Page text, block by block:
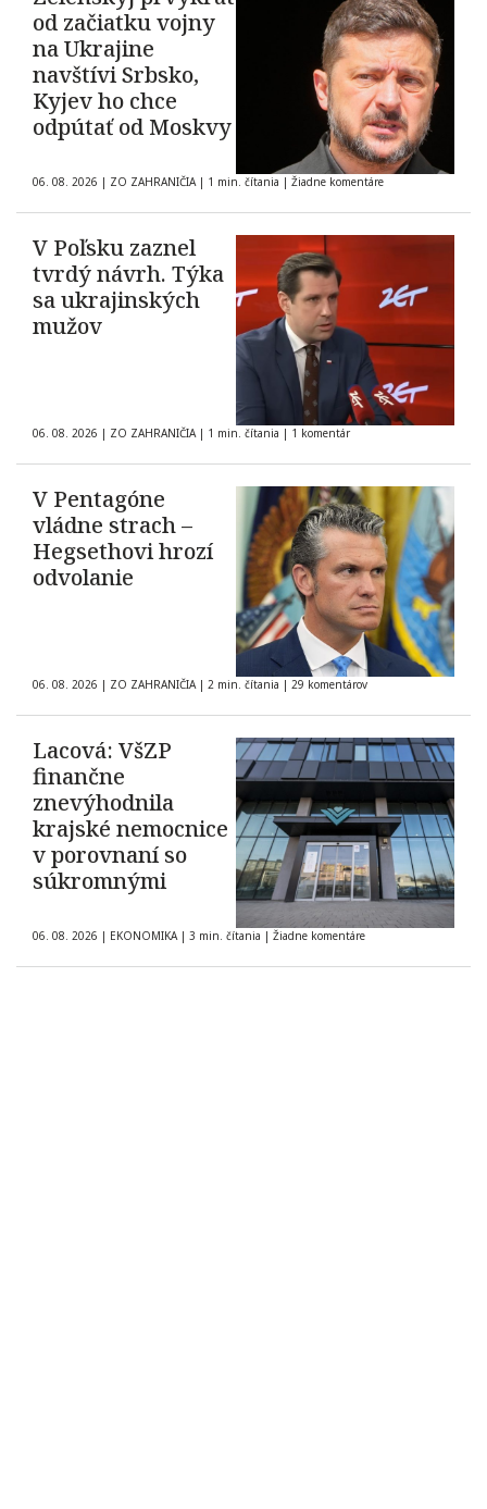
od začiatku vojny
na Ukrajine
navštívi Srbsko,
Kyjev ho chce
odpútať od Moskvy
06. 08. 2026 | ZO ZAHRANIČIA | 1 min. čítania | Žiadne komentáre
V Poľsku zaznel
tvrdý návrh. Týka
sa ukrajinských
mužov
06. 08. 2026 | ZO ZAHRANIČIA | 1 min. čítania | 1 komentár
V Pentagóne
vládne strach –
Hegsethovi hrozí
odvolanie
06. 08. 2026 | ZO ZAHRANIČIA | 2 min. čítania | 29 komentárov
Lacová: VšZP
finančne
znevýhodnila
krajské nemocnice
v porovnaní so
súkromnými
06. 08. 2026 | EKONOMIKA | 3 min. čítania | Žiadne komentáre